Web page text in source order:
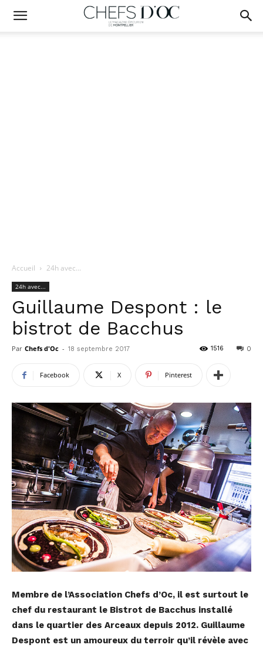
Accueil 24h avec...
24h avec...
Guillaume Despont : le
bistrot de Bacchus
Par Chefs d'Oc - 18 septembre 2017 0
1516
Facebook X Pinterest
Membre de l’Association Chefs d’Oc, il est surtout le
chef du restaurant le Bistrot de Bacchus installé
dans le quartier des Arceaux depuis 2012. Guillaume
Despont est un amoureux du terroir qu’il révèle avec